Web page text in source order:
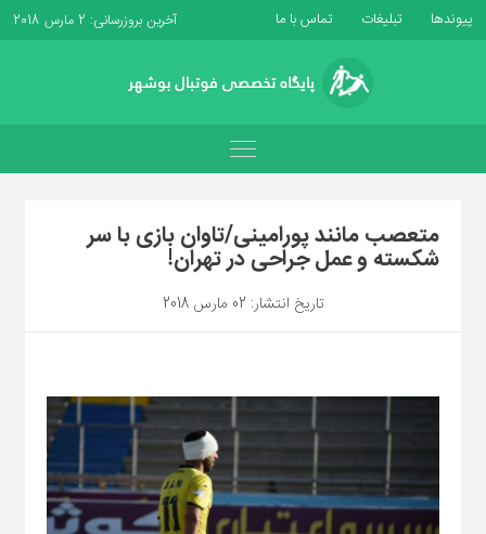
پیوندها تبلیغات تماس با ما آخرین بروزرسانی: 2 مارس 2018
متعصب مانند پورامینی/تاوان بازی با سر
شکسته و عمل جراحی در تهران!
تاریخ انتشار: 02 مارس 2018